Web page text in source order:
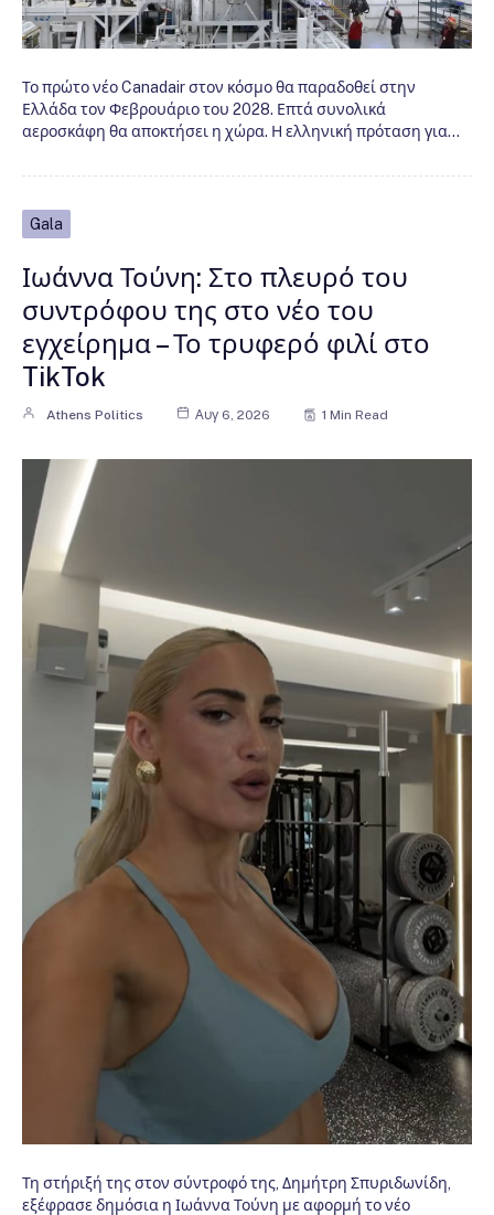
Το πρώτο νέο Canadair στον κόσμο θα παραδοθεί στην
Ελλάδα τον Φεβρουάριο του 2028. Επτά συνολικά
αεροσκάφη θα αποκτήσει η χώρα. Η ελληνική πρόταση για…
Gala
Ιωάννα Τούνη: Στο πλευρό του
συντρόφου της στο νέο του
εγχείρημα – Το τρυφερό φιλί στο
TikTok
Athens Politics Αυγ 6, 2026 1 Min Read
Τη στήριξή της στον σύντροφό της, Δημήτρη Σπυριδωνίδη,
εξέφρασε δημόσια η Ιωάννα Τούνη με αφορμή το νέο